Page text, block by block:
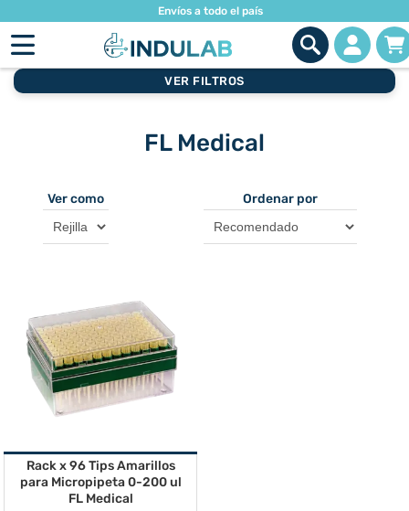
Envíos a todo el país
VER FILTROS
FL Medical
Ver como Ordenar por
Rack x 96 Tips Amarillos
para Micropipeta 0-200 ul
FL Medical